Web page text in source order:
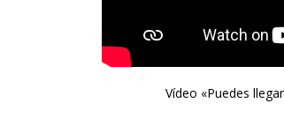
Vídeo «Puedes